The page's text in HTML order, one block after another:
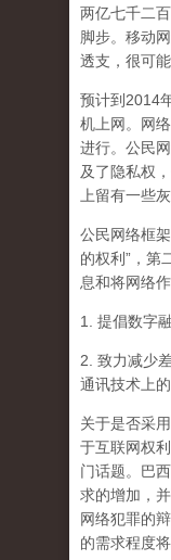
两亿七千二
脚步。移动
透支，很可
预计到2014
机上网。网
进行。公民
及了隐私权
上留有一些
公民网络框
的权利”，第
息和将网络
1. 提倡数字
2. 致力减少
通讯技术上的
关于是否采
于互联网权
门话题。巴
求的增加，
网络犯罪的
的需求程度